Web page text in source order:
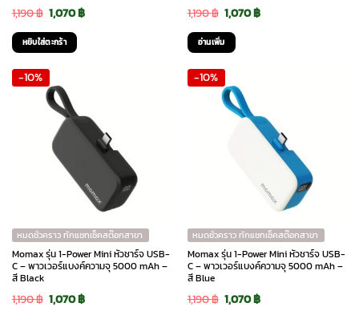
1,190฿ Original
price
was:
1,190 ฿.
1,070฿Current
หยิบใส่ตะกร้า
1,190฿ Original
price
was:
1,190 ฿.
1,070฿Current
อ่านเพิ่ม
-10%
หมดชั่วคราว ทักแชทเช็คสต๊อกสาขา
Momax รุ่น 1-Power Mini หัวชาร์จ USB-
C – พาวเวอร์แบงค์ความจุ 5000 mAh –
สี Black
1,190฿ Original
1,070฿Current
-10%
หมดชั่วคราว ทักแชทเช็คสต๊อกสาขา
Momax รุ่น 1-Power Mini หัวชาร์จ USB-
C – พาวเวอร์แบงค์ความจุ 5000 mAh –
สี Blue
1,190฿ Original
1,070฿Current